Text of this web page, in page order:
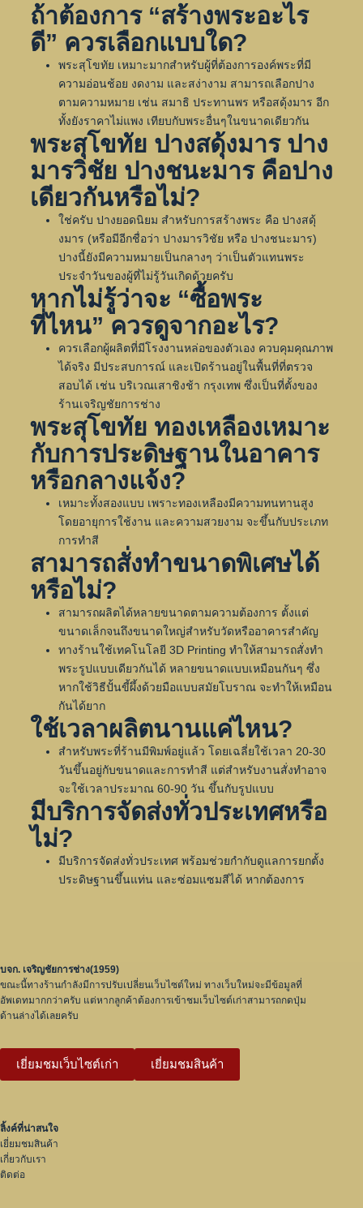
ถ้าต้องการ “สร้างพระอะไร
ดี” ควรเลือกแบบใด?
พระสุโขทัย เหมาะมากสำหรับผู้ที่ต้องการองค์พระที่มี
ความอ่อนช้อย งดงาม และสง่างาม สามารถเลือกปาง
ตามความหมาย เช่น สมาธิ ประทานพร หรือสดุ้งมาร อีก
ทั้งยังราคาไม่แพง เทียบกับพระอื่นๆในขนาดเดียวกัน
พระสุโขทัย ปางสดุ้งมาร ปาง
มารวิชัย ปางชนะมาร คือปาง
เดียวกันหรือไม่?
ใช่ครับ ปางยอดนิยม สำหรับการสร้างพระ คือ ปางสดุ้
งมาร (หรือมีอีกชื่อว่า ปางมารวิชัย หรือ ปางชนะมาร)
ปางนี้ยังมีความหมายเป็นกลางๆ ว่าเป็นตัวแทนพระ
ประจำวันของผู้ที่ไม่รู้วันเกิดด้วยครับ
หากไม่รู้ว่าจะ “ซื้อพระ
ที่ไหน” ควรดูจากอะไร?
ควรเลือกผู้ผลิตที่มีโรงงานหล่อของตัวเอง ควบคุมคุณภาพ
ได้จริง มีประสบการณ์ และเปิดร้านอยู่ในพื้นที่ที่ตรวจ
สอบได้ เช่น บริเวณเสาชิงช้า กรุงเทพ ซึ่งเป็นที่ตั้งของ
ร้านเจริญชัยการช่าง
พระสุโขทัย ทองเหลืองเหมาะ
กับการประดิษฐานในอาคาร
หรือกลางแจ้ง?
เหมาะทั้งสองแบบ เพราะทองเหลืองมีความทนทานสูง
โดยอายุการใช้งาน และความสวยงาม จะขึ้นกับประเภท
การทำสี
สามารถสั่งทำขนาดพิเศษได้
หรือไม่?
สามารถผลิตได้หลายขนาดตามความต้องการ ตั้งแต่
ขนาดเล็กจนถึงขนาดใหญ่สำหรับวัดหรืออาคารสำคัญ
ทางร้านใช้เทคโนโลยี 3D Printing ทำให้สามารถสั่งทำ
พระรูปแบบเดียวกันได้ หลายขนาดแบบเหมือนกันๆ ซึ่ง
หากใช้วิธีปั้นขี้ผึ้งด้วยมือแบบสมัยโบราณ จะทำให้เหมือน
กันได้ยาก
ใช้เวลาผลิตนานแค่ไหน?
สำหรับพระที่ร้านมีพิมพ์อยู่แล้ว โดยเฉลี่ยใช้เวลา 20-30
วันขึ้นอยู่กับขนาดและการทำสี แต่สำหรับงานสั่งทำอาจ
จะใช้เวลาประมาณ 60-90 วัน ขึ้นกับรูปแบบ
มีบริการจัดส่งทั่วประเทศหรือ
ไม่?
มีบริการจัดส่งทั่วประเทศ พร้อมช่วยกำกับดูแลการยกตั้ง
ประดิษฐานขึ้นแท่น และซ่อมแซมสีได้ หากต้องการ
บจก. เจริญชัยการช่าง(1959)
ขณะนี้ทางร้านกำลังมีการปรับเปลี่ยนเว็บไซต์ใหม่ ทางเว็บใหม่จะมีข้อมูลที่
อัพเดทมากกว่าครับ แต่หากลูกค้าต้องการเข้าชมเว็บไซต์เก่าสามารถกดปุ่ม
ด้านล่างได้เลยครับ
เยี่ยมชมเว็บไซต์เก่า เยี่ยมชมสินค้า
ลิ้งค์ที่น่าสนใจ
เยี่ยมชมสินค้า
เกี่ยวกับเรา
ติดต่อ